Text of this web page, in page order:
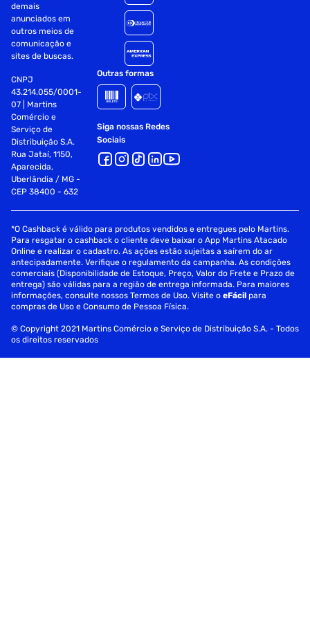
demais
anunciados em
outros meios de
comunicação e
sites de buscas.
CNPJ
43.214.055/0001-
07 | Martins
Comércio e
Serviço de
Distribuição S.A.
Rua Jataí, 1150,
Aparecida,
Uberlândia / MG -
CEP 38400 - 632
Outras formas
Siga nossas Redes
Sociais
*O Cashback é válido para produtos vendidos e entregues pelo Martins.
Para resgatar o cashback o cliente deve baixar o App Martins Atacado
Online e realizar o cadastro. As ações estão sujeitas a saírem do ar
antecipadamente. Verifique o regulamento da campanha. As condições
comerciais (Disponibilidade de Estoque, Preço, Valor do Frete e Prazo de
entrega) são válidas para a região de entrega informada. Para maiores
informações, consulte nossos Termos de Uso. Visite oeFácil para
compras de Uso e Consumo de Pessoa Física.
© Copyright 2021 Martins Comércio e Serviço de Distribuição S.A. - Todos
os direitos reservados